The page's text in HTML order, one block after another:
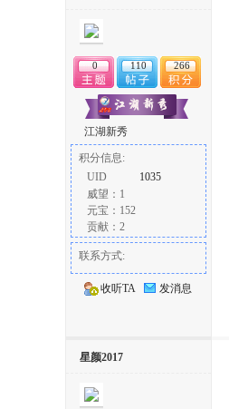
0 110 266
江湖新秀
积分信息:
UID
1035
威望：1
元宝：152
贡献：2
联系方式:
收听TA 发消息
星颜2017